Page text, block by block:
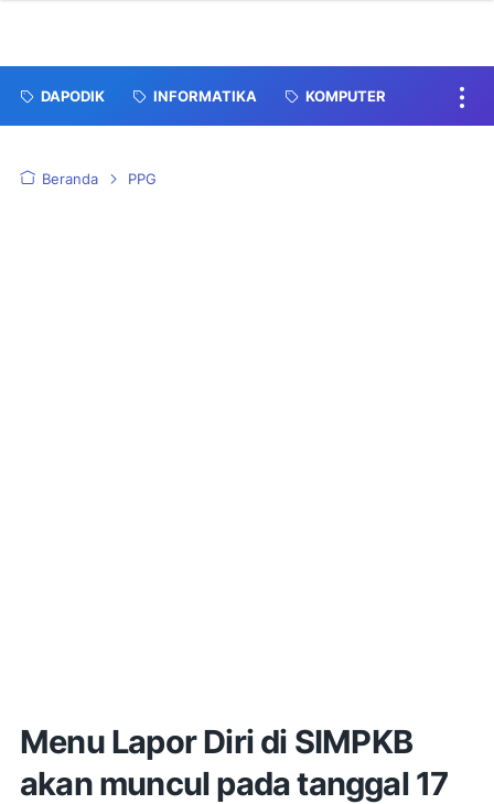
DAPODIK INFORMATIKA KOMPUTER
Beranda PPG
Menu Lapor Diri di SIMPKB
akan muncul pada tanggal 17